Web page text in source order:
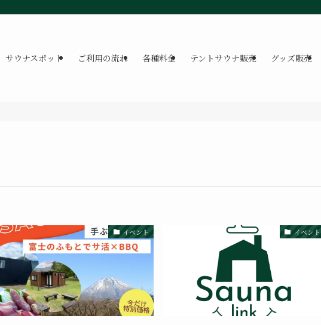
サウナスポット ご利用の流れ 各種料金 テントサウナ販売 グッズ販売
イベント イベント